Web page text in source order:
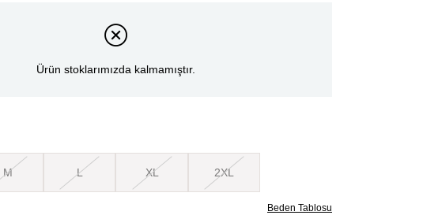
Ürün stoklarımızda kalmamıştır.
M L XL 2XL
Beden Tablosu